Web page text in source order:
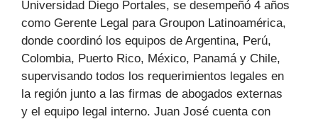
Universidad Diego Portales, se desempeñó 4 años
como Gerente Legal para Groupon Latinoamérica,
donde coordinó los equipos de Argentina, Perú,
Colombia, Puerto Rico, México, Panamá y Chile,
supervisando todos los requerimientos legales en
la región junto a las firmas de abogados externas
y el equipo legal interno. Juan José cuenta con